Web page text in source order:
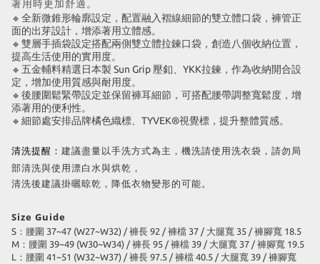
著用時更加舒適。
🔹 全新微錐形輪廓設定，配置融入褶線細節的雙立體口袋，褲管正
面的出芽設計，增添著用立體感。
🔹 雙層手插袋設定搭配兩側雙立體拉鍊口袋，創造八個收納位置，
提高生活使用的實用度。
🔹 五金輔料精選日本製 Sun Grip 壓釦、YKK拉鍊，作為收納開合設
定，增加使用質感與耐用度。
🔹 後腰圍鬆緊帶設定並保留褲耳細節，可搭配腰帶調整寬鬆度，增
添著用的便利性。
🔹 細節處安排品牌橘色織標、TYVEK®視覺標，提升整體質感。
清洗提醒： 建議盡量以手洗方式為主，機洗請使用洗衣袋，請勿局
部清洗與使用漂白水與烘乾，
清洗後建議掛曬晾乾，降低衣物變形的可能。
Size Guide
S：腰圍 37~47 (W27~W32) / 褲長 92 / 褲檔 37 / 大腿寬 35 / 褲腳寬 18.5
M：腰圍 39~49 (W30~W34) / 褲長 95 / 褲檔 39 / 大腿寬 37 / 褲腳寬 19.5
L：腰圍 41~51 (W32~W37) / 褲長 97.5 / 褲檔 40.5 / 大腿寬 39 / 褲腳寬